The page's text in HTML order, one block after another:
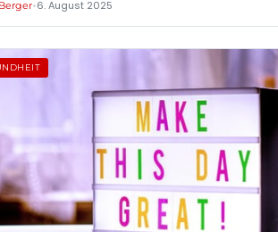
•6. August 2025